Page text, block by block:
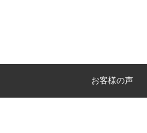
お客様の声